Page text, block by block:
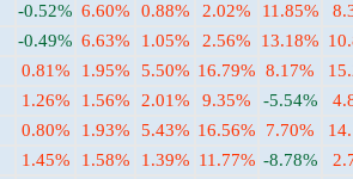
-0.52% 6.60% 0.88% 2.02% 11.85%
-0.49% 6.63% 1.05% 2.56% 13.18%
0.81% 1.95% 5.50% 16.79% 8.17%
1.26% 1.56% 2.01% 9.35% -5.54%
0.80% 1.93% 5.43% 16.56% 7.70%
1.45% 1.58% 1.39% 11.77% -8.78%